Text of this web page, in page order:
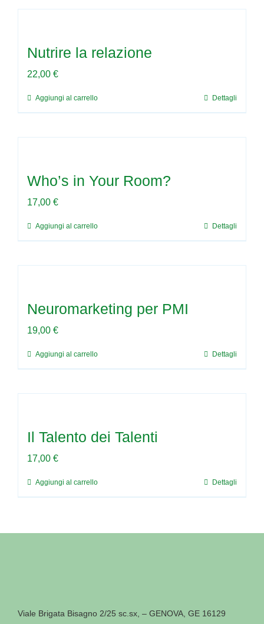
Nutrire la relazione
22,00 €
Aggiungi al carrello Dettagli
Who’s in Your Room?
17,00 €
Aggiungi al carrello Dettagli
Neuromarketing per PMI
19,00 €
Aggiungi al carrello Dettagli
Il Talento dei Talenti
17,00 €
Aggiungi al carrello Dettagli
Viale Brigata Bisagno 2/25 sc.sx, – GENOVA, GE 16129